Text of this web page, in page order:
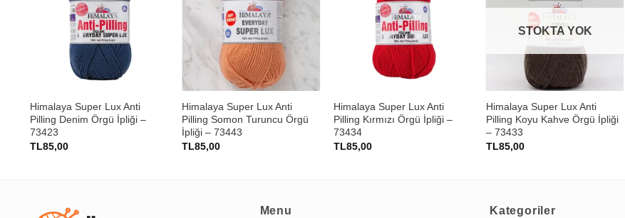
Himalaya Super Lux Anti
Pilling Denim Örgü İpliği –
73423
TL85,00
Himalaya Super Lux Anti
Pilling Somon Turuncu Örgü
İpliği – 73443
TL85,00
Himalaya Super Lux Anti
Pilling Kırmızı Örgü İpliği –
73434
TL85,00
STOKTA YOK
Himalaya Super Lux Anti
Pilling Koyu Kahve Örgü İpliği
– 73433
TL85,00
Menu Kategoriler